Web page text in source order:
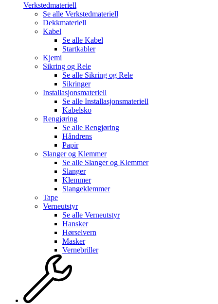
Verkstedmateriell
Se alle Verkstedmateriell
Dekkmateriell
Kabel
Se alle Kabel
Startkabler
Kjemi
Sikring og Rele
Se alle Sikring og Rele
Sikringer
Installasjonsmateriell
Se alle Installasjonsmateriell
Kabelsko
Rengjøring
Se alle Rengjøring
Håndrens
Papir
Slanger og Klemmer
Se alle Slanger og Klemmer
Slanger
Klemmer
Slangeklemmer
Tape
Verneutstyr
Se alle Verneutstyr
Hansker
Hørselvern
Masker
Vernebriller